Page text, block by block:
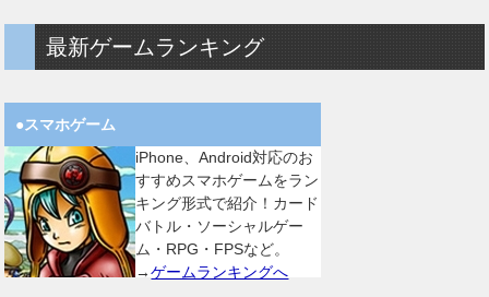
最新ゲームランキング
●スマホゲーム
iPhone、Android対応のお
すすめスマホゲームをラン
キング形式で紹介！カード
バトル・ソーシャルゲー
ム・RPG・FPSなど。
→ゲームランキングへ